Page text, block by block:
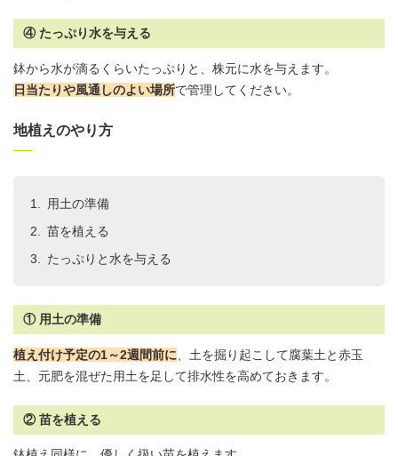
④ たっぷり水を与える
鉢から水が滴るくらいたっぷりと、株元に水を与えます。
日当たりや風通しのよい場所で管理してください。
地植えのやり方
用土の準備
苗を植える
たっぷりと水を与える
① 用土の準備
植え付け予定の1～2週間前に 、土を掘り起こして腐葉土と赤玉
土、元肥を混ぜた 用土を足して排水性を高めておきます。
② 苗を植える